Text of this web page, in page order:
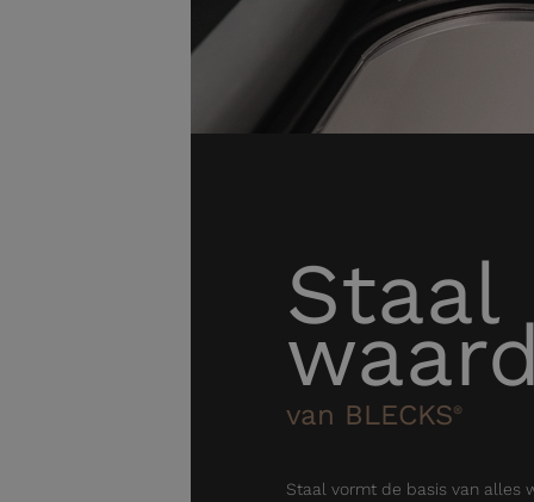
Staal
van BLECKS®
Staal vormt de basis van alles